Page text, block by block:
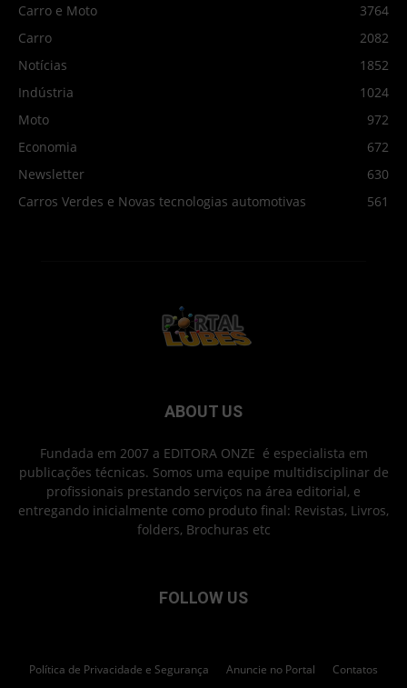
Carro e Moto
3764
Carro
2082
Notícias
1852
Indústria
1024
Moto
972
Economia
672
Newsletter
630
Carros Verdes e Novas tecnologias automotivas
561
ABOUT US
Fundada em 2007 a EDITORA ONZE é especialista em
publicações técnicas. Somos uma equipe multidisciplinar de
profissionais prestando serviços na área editorial, e
entregando inicialmente como produto final: Revistas, Livros,
folders, Brochuras etc
FOLLOW US
Política de Privacidade e Segurança Anuncie no Portal Contatos